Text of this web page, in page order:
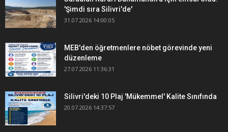
'Şimdi sıra Silivri'de'
31.07.2026 14:00:05
MEB'den öğretmenlere nöbet görevinde yeni
düzenleme
27.07.2026 11:36:31
Silivri'deki 10 Plaj 'Mükemmel' Kalite Sınıfında
20.07.2026 14:37:57